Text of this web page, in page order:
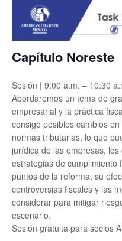
Capítulo Noreste
Sesión | 9:00 a.m. – 10:30
Abordaremos un tema de
empresarial y la práctica
consigo posibles cambios
normas tributarias, lo que
jurídica de las empresas,
estrategias de cumplimiento
puntos de la reforma, su
controversias fiscales y las
considerar para mitigar
escenario.
Sesión gratuita para socios